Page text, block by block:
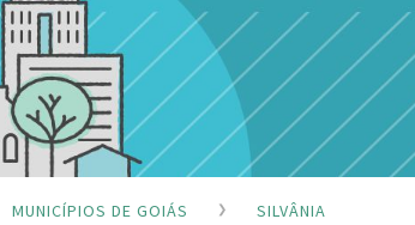
MUNICÍPIOS DE GOIÁS SILVÂNIA